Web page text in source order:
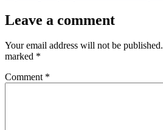
Leave a comment
Your email address will not be published.
marked *
Comment *